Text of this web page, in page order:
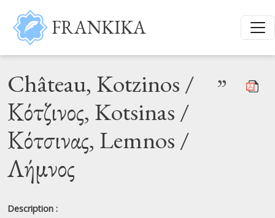
Aller au contenu principal
FRANKIKA
Château, Kotzinos /
Κότζινος, Kotsinas /
Κότσινας, Lemnos /
Λήμνος
”
Description :